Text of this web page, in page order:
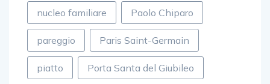
nucleo familiare Paolo Chiparo
pareggio Paris Saint-Germain
piatto Porta Santa del Giubileo